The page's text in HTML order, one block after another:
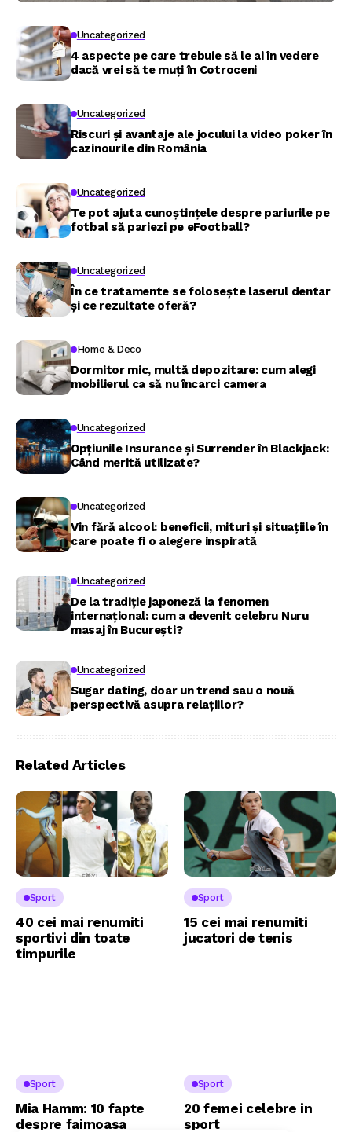
Uncategorized
4 aspecte pe care trebuie să le ai în vedere
dacă vrei să te muți în Cotroceni
Uncategorized
Riscuri și avantaje ale jocului la video poker în
cazinourile din România
Uncategorized
Te pot ajuta cunoștințele despre pariurile pe
fotbal să pariezi pe eFootball?
Uncategorized
În ce tratamente se folosește laserul dentar
și ce rezultate oferă?
Home & Deco
Dormitor mic, multă depozitare: cum alegi
mobilierul ca să nu încarci camera
Uncategorized
Opțiunile Insurance și Surrender în Blackjack:
Când merită utilizate?
Uncategorized
Vin fără alcool: beneficii, mituri și situațiile în
care poate fi o alegere inspirată
Uncategorized
De la tradiție japoneză la fenomen
internațional: cum a devenit celebru Nuru
masaj în București?
Uncategorized
Sugar dating, doar un trend sau o nouă
perspectivă asupra relațiilor?
Related Articles
Sport
40 cei mai renumiti
sportivi din toate
timpurile
Sport
15 cei mai renumiti
jucatori de tenis
Sport
Mia Hamm: 10 fapte
despre faimoasa
Sport
20 femei celebre in
sport